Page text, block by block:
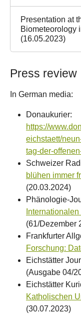
Presentation at
Biometeorology
(16.05.2023)
Press review
In German media:
Donaukurier:
https://
eichstaett/
tag-der-
Schweizer
blühen immer
(20.03.2024)
Phänologie-
(61/Dezember
Frankfurter
Forschung:
Eichstätter
(Ausgabe 04/
Eichstätter
Katholischen
(30.07.2023)